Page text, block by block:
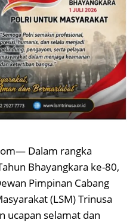
Dalam rangka
Bhayangkara ke-80,
Pimpinan Cabang
(LSM) Trinusa
ucapan selamat dan